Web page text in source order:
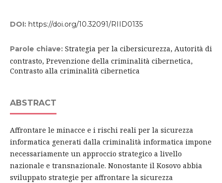
DOI: https://doi.org/10.32091/RIID0135
Parole chiave: Strategia per la cibersicurezza, Autorità di
contrasto, Prevenzione della criminalità cibernetica,
Contrasto alla criminalità cibernetica
ABSTRACT
Affrontare le minacce e i rischi reali per la sicurezza
informatica generati dalla criminalità informatica impone
necessariamente un approccio strategico a livello
nazionale e transnazionale. Nonostante il Kosovo abbia
sviluppato strategie per affrontare la sicurezza